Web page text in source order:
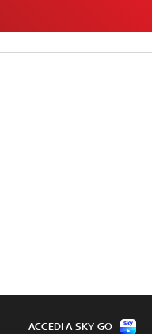
ACCEDI A SKY GO